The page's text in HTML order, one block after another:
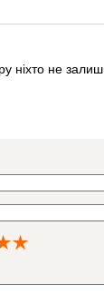
ніхто не